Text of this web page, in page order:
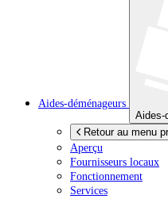
Aides-déménageurs
Aides-
Retour au menu
Aperçu
Fournisseurs locaux
Fonctionnement
Services